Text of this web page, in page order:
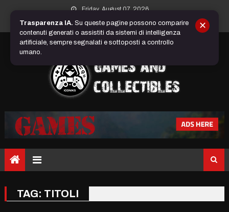
content
Friday, August 07, 2026
TAG: TITOLI
Trasparenza IA. Su queste pagine possono comparire
contenuti generati o assistiti da sistemi di intelligenza
artificiale, sempre segnalati e sottoposti a controllo
umano.
✕